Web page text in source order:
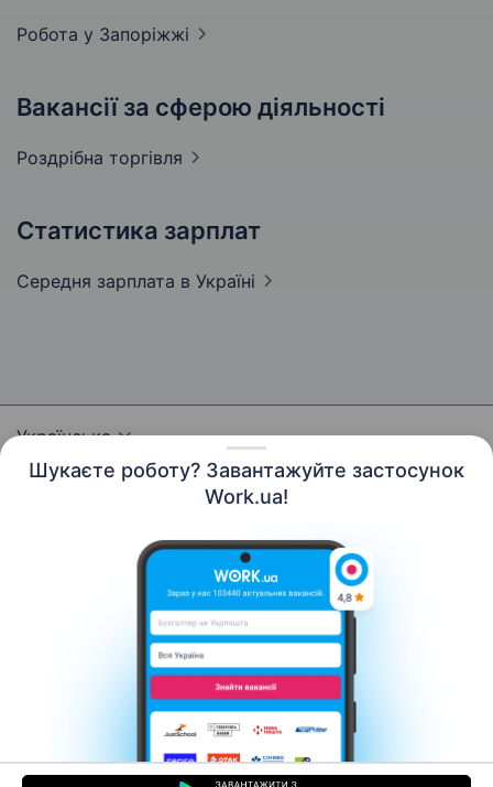
Шукаєте роботу? Завантажуйте застосунок
Work.ua!
Робота у Запоріжжі
Вакансії за сферою діяльності
Роздрібна торгівля
Статистика зарплат
Середня зарплата в Україні
Українська
Контакти Про нас
Кар’єра
Новини Work.ua
Допомога Умови використання
Роботодавцю
© 2006–2026 Work.ua. Сервіс пошуку роботи №1 в